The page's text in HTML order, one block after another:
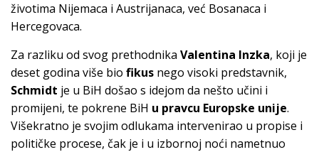
životima Nijemaca i Austrijanaca, već Bosanaca i
Hercegovaca.
Za razliku od svog prethodnika Valentina Inzka, koji je
deset godina više bio fikus nego visoki predstavnik,
Schmidt je u BiH došao s idejom da nešto učini i
promijeni, te pokrene BiH u pravcu Europske unije.
Višekratno je svojim odlukama intervenirao u propise i
političke procese, čak je i u izbornoj noći nametnuo